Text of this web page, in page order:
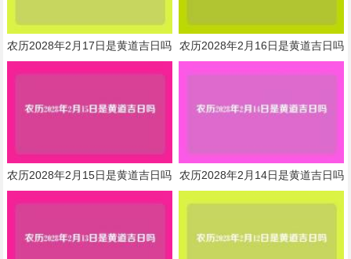
农历2028年2月17日是黄道吉日吗 农历2028年2月16日是黄道吉日吗
农历2028年2月15日是黄道吉日吗 农历2028年2月14日是黄道吉日吗